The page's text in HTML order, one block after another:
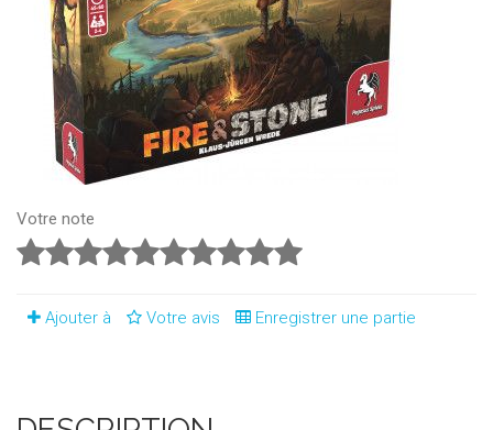
Votre note
Ajouter à Votre avis Enregistrer une partie